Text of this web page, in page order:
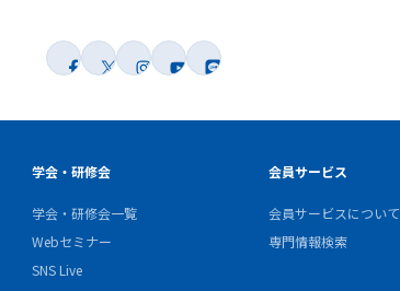
学会・研修会
学会・研修会一覧
Webセミナー
SNS Live
会員サービス
会員サービスについて
専門情報検索